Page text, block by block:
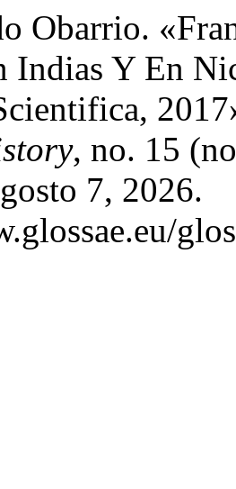
Obarrio.
Indias Y En
, no. 15
7, 2026.